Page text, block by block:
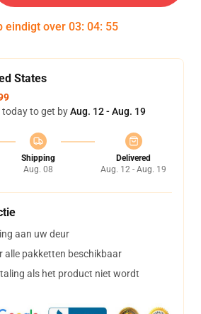
eindigt over 03: 04: 54
States
today to get byAug. 12 - Aug. 19
Shipping
Aug. 08
Delivered
Aug. 12 - Aug. 19
aan uw deur
alle pakketten beschikbaar
als het product niet wordt